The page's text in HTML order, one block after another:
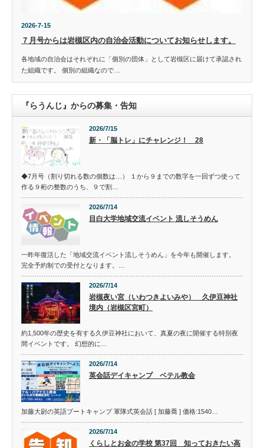
2026-7-15
７月号からは岩槻区内の自治会活動についてお知らせします。
各地域の自治会はそれぞれに「個別の団体」として岩槻区に届けて承認され
た組織です。 個別の組織なので…
『らうんじ』からの募集・告知
2026/7/15
新・「脳トレ」にチャレンジ！ 28
◆7月号（割り切れる数の個数は…） １から９までの数字を一回ずつ使って
作る９桁の整数のうち、９で割…
2026/7/14
目白大学地域交流イベント 流しそうめん
一昨年復活した「地域交流イベント流しそうめん」を今年も開催します。
完全予約制での受付となります。…
2026/7/14
岩槻夜い宮（いわつきよいみや） 久伊豆神社
境内（岩槻区宮町）
約1,500年の歴史を有する久伊豆神社において、真夏の夜に開催する特別夜
間イベントです。 幻想的に…
2026/7/14
英会話デイキャンプ ベテル教会
加藤大尉の英語ブートキャンプ 軍隊式英会話 [ 加藤喬 ] 価格:1540…
2026/7/14
くらしとお金の学校 第37回 知っておきたい高